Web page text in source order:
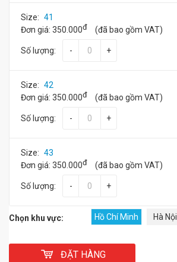
Size: 41
Đơn giá: 350.000đ (đã bao gồm VAT)
Số lượng: - +
Size: 42
Đơn giá: 350.000đ (đã bao gồm VAT)
Số lượng: - +
Size: 43
Đơn giá: 350.000đ (đã bao gồm VAT)
Số lượng: - +
Chọn khu vực: Hồ Chí Minh Hà Nội
ĐẶT HÀNG